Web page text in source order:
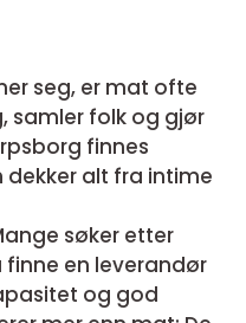
seg, er mat ofte
samler folk og gjør
finnes
alt fra intime
søker etter
en leverandør
og god